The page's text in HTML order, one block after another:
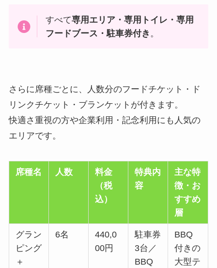
すべて専用エリア・専用トイレ・専用
フードブース・駐車券付き 。
さらに席種ごとに、人数分のフードチケット・ド
リンクチケット・ブランケットが付きます。
快適さ重視の方や企業利用・記念利用にも人気の
エリアです。
席種名 人数
料金
（税
込）
特典内
容
主な特
徴・お
すすめ
層
グラン
ピング
＋
6名
440,0
00円
駐車券
3台／
BBQ
BBQ
付きの
大型テ